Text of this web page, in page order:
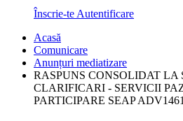
Înscrie-te Autentificare
Acasă
Comunicare
Anunțuri mediatizare
RASPUNS CONSOLIDAT LA
CLARIFICARI - SERVICII
PARTICIPARE SEAP